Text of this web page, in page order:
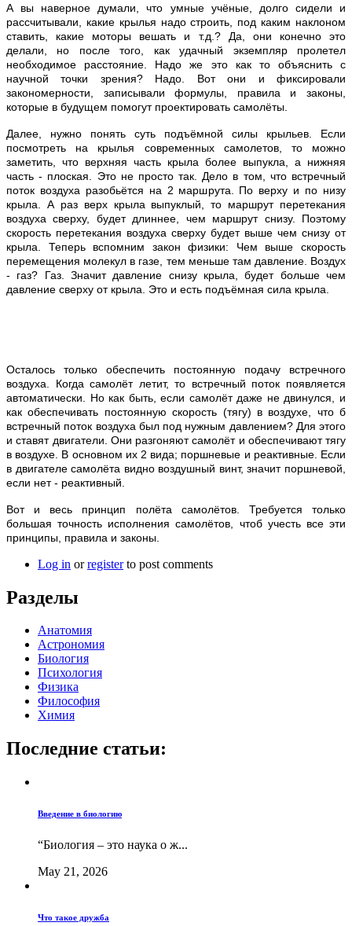
А вы наверное думали, что умные учёные, долго сидели и
рассчитывали, какие крылья надо строить, под каким наклоном
ставить, какие моторы вешать и т.д.? Да, они конечно это
делали, но после того, как удачный экземпляр пролетел
необходимое расстояние. Надо же это как то объяснить с
научной точки зрения? Надо. Вот они и фиксировали
закономерности, записывали формулы, правила и законы,
которые в будущем помогут проектировать самолёты.
Далее, нужно понять суть подъёмной силы крыльев. Если
посмотреть на крылья современных самолетов, то можно
заметить, что верхняя часть крыла более выпукла, а нижняя
часть - плоская. Это не просто так. Дело в том, что встречный
поток воздуха разобьётся на 2 маршрута. По верху и по низу
крыла. А раз верх крыла выпуклый, то маршрут перетекания
воздуха сверху, будет длиннее, чем маршрут снизу. Поэтому
скорость перетекания воздуха сверху будет выше чем снизу от
крыла. Теперь вспомним закон физики: Чем выше скорость
перемещения молекул в газе, тем меньше там давление. Воздух
- газ? Газ. Значит давление снизу крыла, будет больше чем
давление сверху от крыла. Это и есть подъёмная сила крыла.
Осталось только обеспечить постоянную подачу встречного
воздуха. Когда самолёт летит, то встречный поток появляется
автоматически. Но как быть, если самолёт даже не двинулся, и
как обеспечивать постоянную скорость (тягу) в воздухе, что б
встречный поток воздуха был под нужным давлением? Для этого
и ставят двигатели. Они разгоняют самолёт и обеспечивают тягу
в воздухе. В основном их 2 вида; поршневые и реактивные. Если
в двигателе самолёта видно воздушный винт, значит поршневой,
если нет - реактивный.
Вот и весь принцип полёта самолётов. Требуется только
большая точность исполнения самолётов, чтоб учесть все эти
принципы, правила и законы.
Log in orregisterto post comments
Разделы
Анатомия
Астрономия
Биология
Психология
Физика
Философия
Химия
Последние статьи:
Введение в биологию
“Биология – это наука о ж...
May 21, 2026
Что такое дружба